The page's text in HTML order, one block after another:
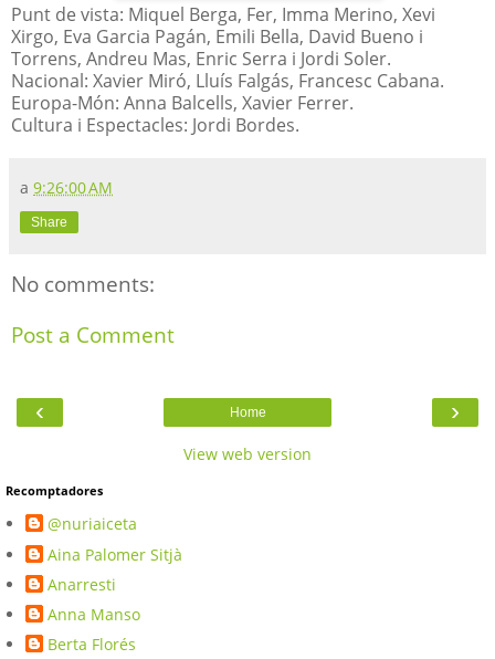
Punt de vista: Miquel Berga, Fer, Imma Merino, Xevi
Xirgo, Eva Garcia Pagán, Emili Bella, David Bueno i
Torrens, Andreu Mas, Enric Serra i Jordi Soler.
Nacional: Xavier Miró, Lluís Falgás, Francesc Cabana.
Europa-Món: Anna Balcells, Xavier Ferrer.
Cultura i Espectacles: Jordi Bordes.
a 9:26:00 AM
Share
No comments:
Post a Comment
‹ ›
Home
View web version
Recomptadores
@nuriaiceta
Aina Palomer Sitjà
Anarresti
Anna Manso
Berta Florés